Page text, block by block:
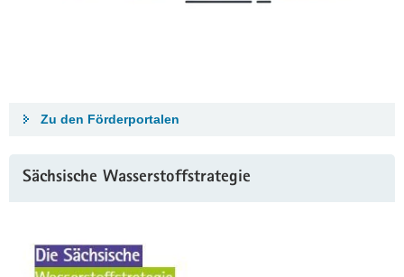
Zu den Förderportalen
Sächsische Wasserstoffstrategie